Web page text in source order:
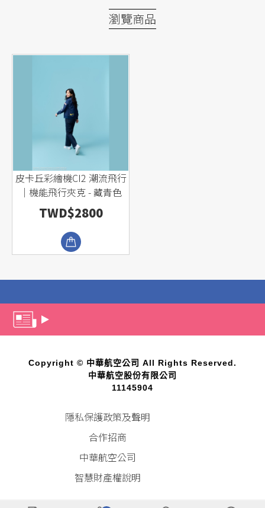
瀏覽商品
皮卡丘彩繪機CI2 潮流飛行
｜機能飛行夾克 - 藏青色
TWD$2800
Copyright © 中華航空公司 All Rights Reserved.
中華航空股份有限公司
11145904
隱私保護政策及聲明
合作招商
中華航空公司
智慧財產權說明